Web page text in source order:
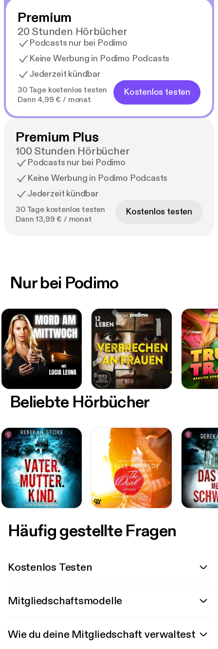
Premium
20 Stunden Hörbücher
Podcasts nur bei Podimo
Keine Werbung in Podimo Podcasts
Jederzeit kündbar
30 Tage kostenlos testen
Dann 4,99 € / monat
Kostenlos testen
Premium Plus
100 Stunden Hörbücher
Podcasts nur bei Podimo
Keine Werbung in Podimo Podcasts
Jederzeit kündbar
30 Tage kostenlos testen
Dann 13,99 € / monat
Kostenlos testen
Nur bei Podimo
Beliebte Hörbücher
Häufig gestellte Fragen
Kostenlos Testen
Mitgliedschaftsmodelle
Wie du deine Mitgliedschaft verwaltest